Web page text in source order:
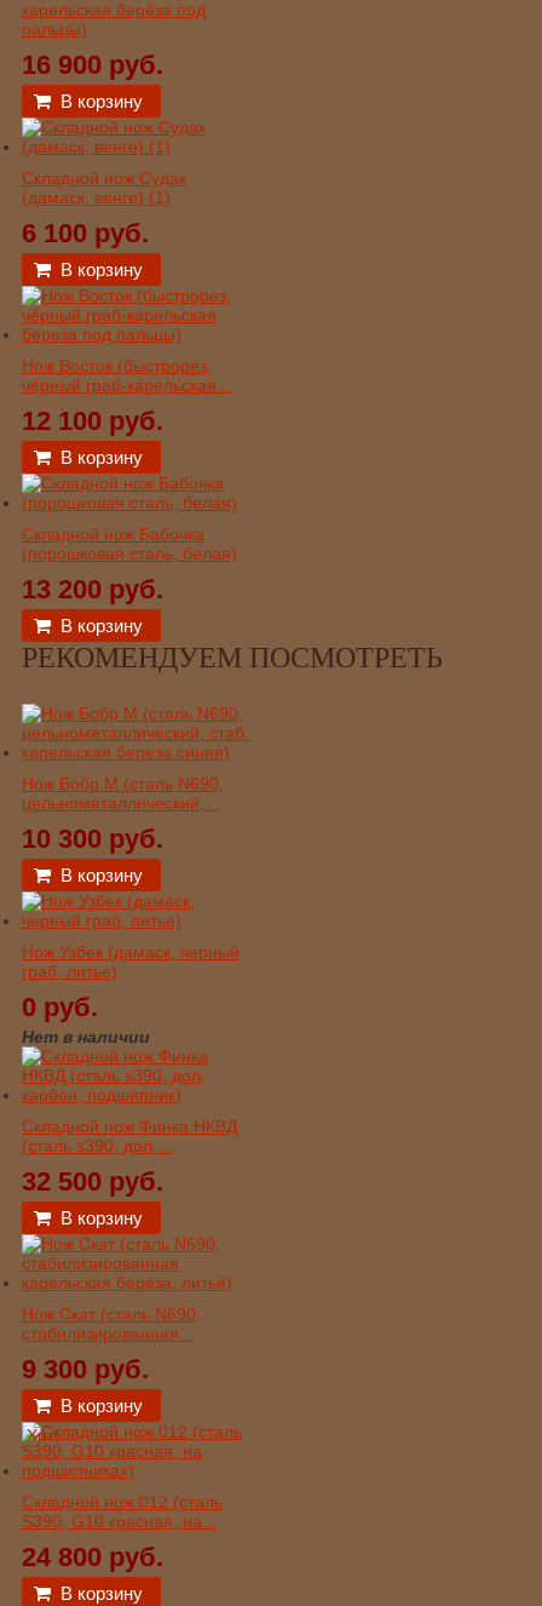
карельская берёза под
пальцы)
16 900 руб.
В корзину
Складной нож Судак
(дамаск, венге) (1)
6 100 руб.
В корзину
Нож Восток (быстрорез,
чёрный граб-карельская...
12 100 руб.
В корзину
Складной нож Бабочка
(порошковая сталь, белая)
13 200 руб.
В корзину
РЕКОМЕНДУЕМ ПОСМОТРЕТЬ
Нож Бобр М (сталь N690,
цельнометаллический,...
10 300 руб.
В корзину
Нож Узбек (дамаск, черный
граб, литье)
0 руб.
Нет в наличии
Складной нож Финка НКВД
(сталь s390, дол,...
32 500 руб.
В корзину
Нож Скат (сталь N690,
стабилизированная...
9 300 руб.
В корзину
Хит!
Складной нож 012 (сталь
S390, G10 красная, на...
24 800 руб.
В корзину